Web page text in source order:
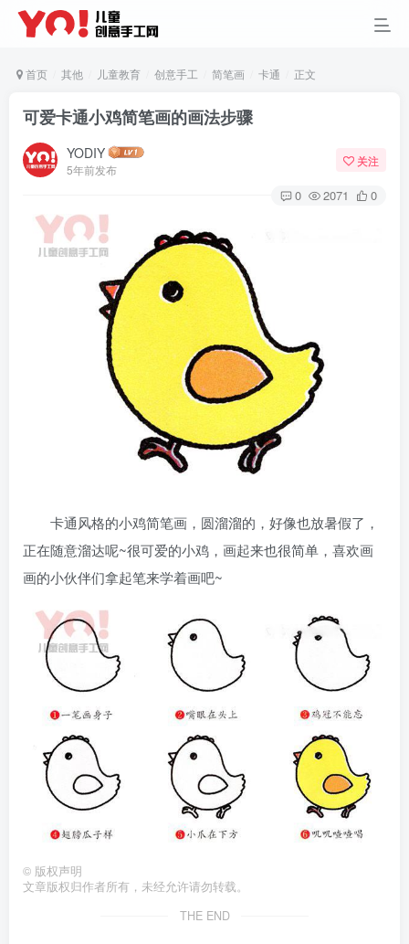
首页 其他 儿童教育 创意手工 简笔画 卡通 正文
可爱卡通小鸡简笔画的画法步骤
YODIY
5年前发布
关注
0 2071 0
卡通风格的小鸡简笔画，圆溜溜的，好像也放暑假了，
正在随意溜达呢~很可爱的小鸡，画起来也很简单，喜欢画
画的小伙伴们拿起笔来学着画吧~
© 版权声明
文章版权归作者所有，未经允许请勿转载。
THE END